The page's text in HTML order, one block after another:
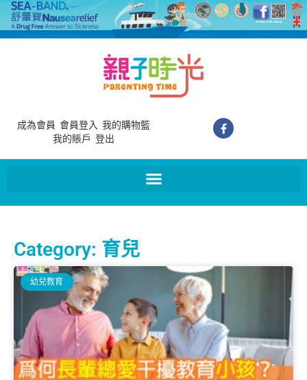
成為會員 會員登入 我的購物籃
我的賬戶 登出
Category: 育兒
幼兒教育